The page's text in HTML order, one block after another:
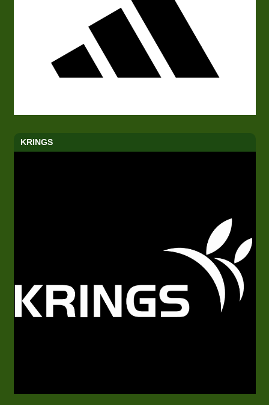
KRINGS